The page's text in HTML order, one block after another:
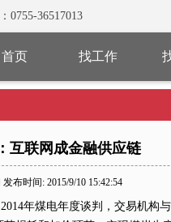
0755-36517013
首页 找工作
互联网成金融供应链
布时间: 2015/9/10 15:42:54
年煤电年度谈判，交易机构